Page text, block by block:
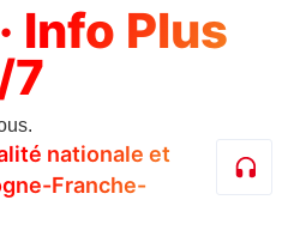
Info Plus
7
nationale et
Franche-